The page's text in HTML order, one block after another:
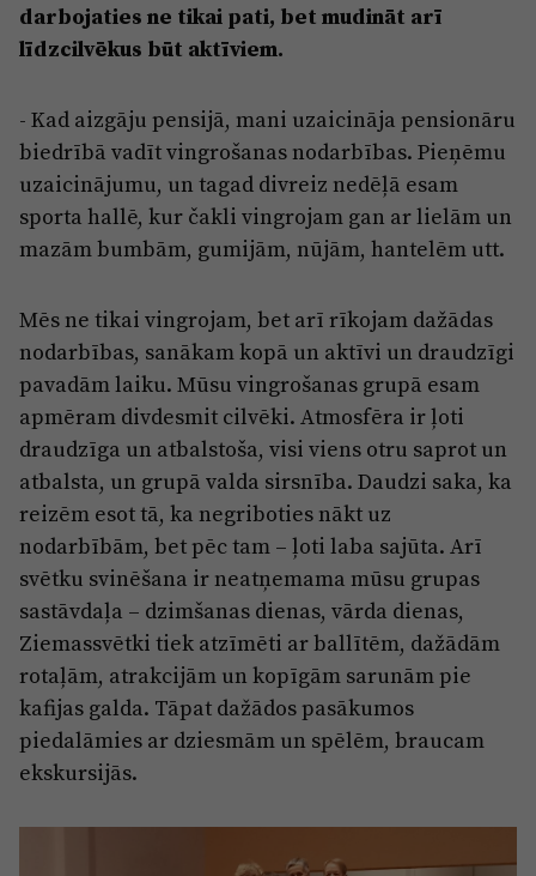
darbojaties ne tikai pati, bet mudināt arī
līdzcilvēkus būt aktīviem.
- Kad aizgāju pensijā, mani uzaicināja pensionāru
biedrībā vadīt vingrošanas nodarbības. Pieņēmu
uzaicinājumu, un tagad divreiz nedēļā esam
sporta hallē, kur čakli vingrojam gan ar lielām un
mazām bumbām, gumijām, nūjām, hantelēm utt.
Mēs ne tikai vingrojam, bet arī rīkojam dažādas
nodarbības, sanākam kopā un aktīvi un draudzīgi
pavadām laiku. Mūsu vingrošanas grupā esam
apmēram divdesmit cilvēki. Atmosfēra ir ļoti
draudzīga un atbalstoša, visi viens otru saprot un
atbalsta, un grupā valda sirsnība. Daudzi saka, ka
reizēm esot tā, ka negriboties nākt uz
nodarbībām, bet pēc tam – ļoti laba sajūta. Arī
svētku svinēšana ir neatņemama mūsu grupas
sastāvdaļa – dzimšanas dienas, vārda dienas,
Ziemassvētki tiek atzīmēti ar ballītēm, dažādām
rotaļām, atrakcijām un kopīgām sarunām pie
kafijas galda. Tāpat dažādos pasākumos
piedalāmies ar dziesmām un spēlēm, braucam
ekskursijās.